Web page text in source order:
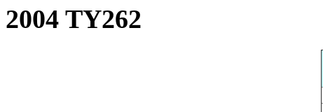
2004 TY262